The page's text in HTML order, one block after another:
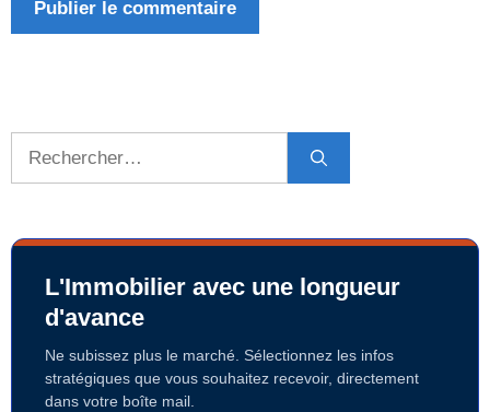
L'Immobilier avec une longueur
d'avance
Ne subissez plus le marché. Sélectionnez les infos
stratégiques que vous souhaitez recevoir, directement
dans votre boîte mail.